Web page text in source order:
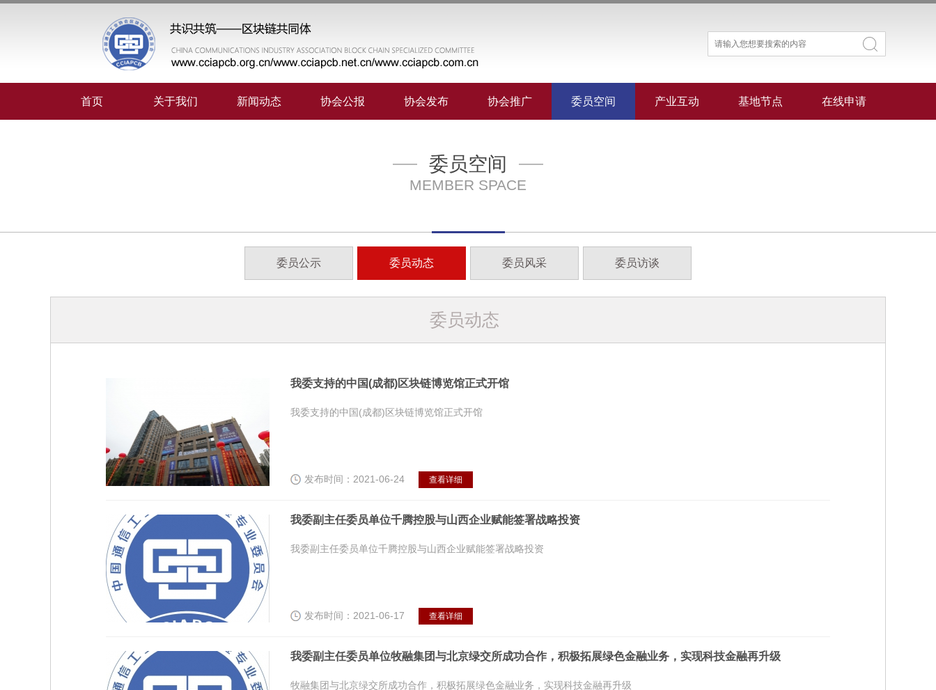
首页 关于我们 新闻动态 协会公报 协会发布 协会推广 委员空间 产业互动 基地节点 在线申请
委员空间
MEMBER SPACE
委员公示 委员动态 委员风采 委员访谈
委员动态
我委支持的中国(成都)区块链博览馆正式开馆
我委支持的中国(成都)区块链博览馆正式开馆
发布时间：2021-06-24 查看详细
我委副主任委员单位千腾控股与山西企业赋能签署战略投资
我委副主任委员单位千腾控股与山西企业赋能签署战略投资
发布时间：2021-06-17 查看详细
我委副主任委员单位牧融集团与北京绿交所成功合作，积极拓展绿色金融业务，实现科技金融再升级
牧融集团与北京绿交所成功合作，积极拓展绿色金融业务，实现科技金融再升级